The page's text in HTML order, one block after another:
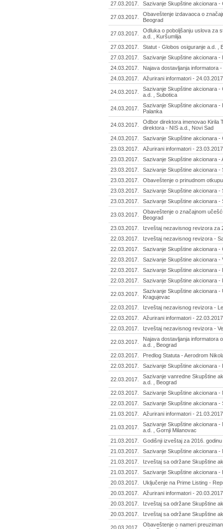
27.03.2017.
Sazivanje Skupštine akcionara -
27.03.2017.
Obaveštenje izdavaoca o
Beograd
27.03.2017.
Odluka o poboljšanju uslova za
a.d. , Kuršumlija
27.03.2017.
Statut - Globos osiguranje a.d. ,
27.03.2017.
Sazivanje Skupštine akcionara -
24.03.2017.
Najava dostavljanja informatora
24.03.2017.
Ažurirani informatori - 24.03.2017
24.03.2017.
Sazivanje Skupštine akcionara
a.d. , Subotica
24.03.2017.
Sazivanje Skupštine akcionara
Palanka
24.03.2017.
Odbor direktora imenovao Kirila
direktora - NIS a.d., Novi Sad
24.03.2017.
Sazivanje Skupštine akcionara -
23.03.2017.
Ažurirani informatori - 23.03.2017
23.03.2017.
Sazivanje Skupštine akcionara -
23.03.2017.
Sazivanje Skupštine akcionara -
23.03.2017.
Obaveštenje o prinudnom
23.03.2017.
Sazivanje Skupštine akcionara -
23.03.2017.
Sazivanje Skupštine akcionara -
23.03.2017.
Obaveštenje o značajnom
Beograd
23.03.2017.
Izveštaj nezavisnog revizora za
22.03.2017.
Izveštaj nezavisnog revizora -
22.03.2017.
Sazivanje Skupštine akcionara -
22.03.2017.
Sazivanje Skupštine akcionara -
22.03.2017.
Sazivanje Skupštine akcionara -
22.03.2017.
Sazivanje Skupštine akcionara -
22.03.2017.
Sazivanje Skupštine akcionara -
Kragujevac
22.03.2017.
Izveštaj nezavisnog revizora -
22.03.2017.
Ažurirani informatori - 22.03.2017
22.03.2017.
Izveštaj nezavisnog revizora -
22.03.2017.
Najava dostavljanja informatora
a.d. , Beograd
22.03.2017.
Predlog Statuta - Aerodrom
22.03.2017.
Sazivanje Skupštine akcionara -
22.03.2017.
Sazivanje vanredne Skupštine
a.d. , Beograd
22.03.2017.
Sazivanje Skupštine akcionara -
22.03.2017.
Sazivanje Skupštine akcionara -
21.03.2017.
Ažurirani informatori - 21.03.2017
21.03.2017.
Sazivanje Skupštine akcionara -
a.d. , Gornji Milanovac
21.03.2017.
Godišnji izveštaj za 2016.
21.03.2017.
Sazivanje Skupštine akcionara -
21.03.2017.
Izveštaj sa održane Skupštine
21.03.2017.
Sazivanje Skupštine akcionara -
20.03.2017.
Uključenje na Prime Listing -
20.03.2017.
Ažurirani informatori - 20.03.2017
20.03.2017.
Izveštaj sa održane Skupštine
20.03.2017.
Izveštaj sa održane Skupštine
20.03.2017.
Obaveštenje o nameri